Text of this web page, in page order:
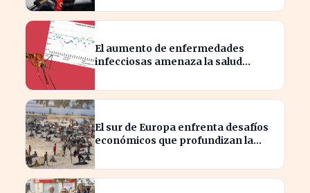
El aumento de enfermedades
infecciosas amenaza la salud
El sur de Europa enfrenta desafíos
económicos que profundizan la